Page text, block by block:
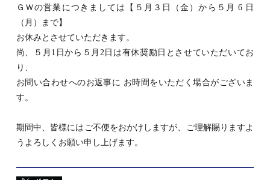
ＧＷの営業につきましては【５月３日（金）から５月 6 日
（月）まで】
お休みとさせていただきます。
尚、５月1日から５月2日は有休奨励日とさせていただいてお
り、
お問い合わせへのお返事に お時間をいただく場合がございま
す。
期間中、皆様にはご不便をおかけしますが、ご理解賜りますよ
うよろしくお願い申し上げます。